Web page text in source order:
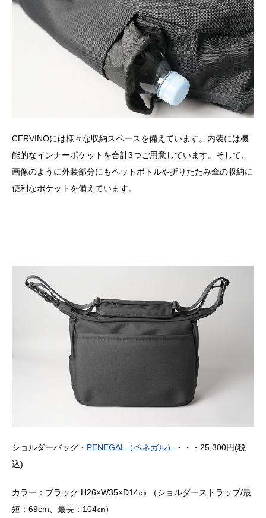
CERVINOには様々な収納スペースを備えています。内装には機
能的なインナーポケットを合計3つご用意しています。そして、
画像のように外装部分にもペットボトルや折りたたみ傘の収納に
便利なポケットを備えています。
ショルダーバッグ・ PENEGAL（ペネガル）
・・・25,300円(税
込)
カラー：ブラック H26×W35×D14㎝ （ショルダーストラップ/最
短：69cm、最長：104㎝）